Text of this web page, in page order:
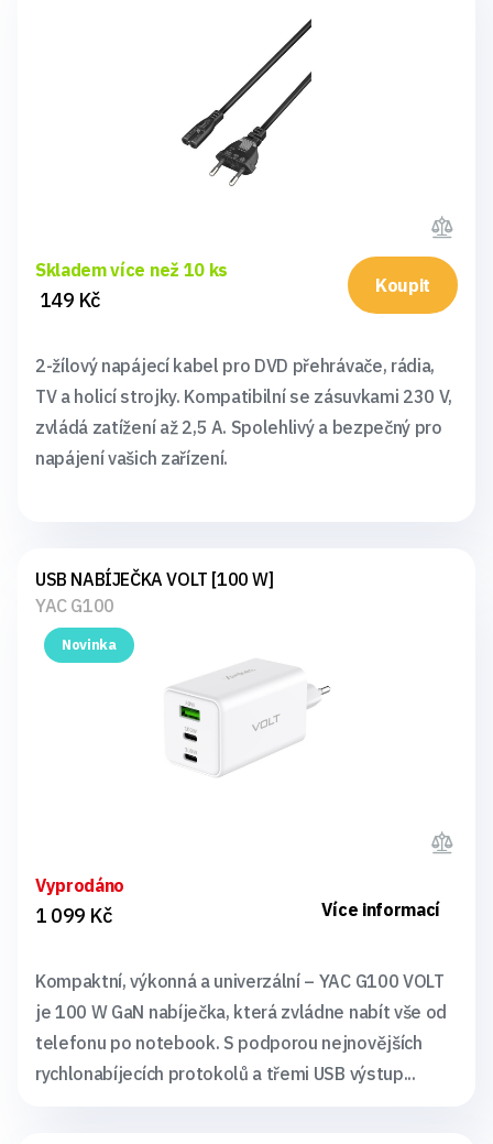
Skladem více než 10 ks
149 Kč
Koupit
2-žílový napájecí kabel pro DVD přehrávače, rádia,
TV a holicí strojky. Kompatibilní se zásuvkami 230 V,
zvládá zatížení až 2,5 A. Spolehlivý a bezpečný pro
napájení vašich zařízení.
USB NABÍJEČKA VOLT [100 W]
YAC G100
Novinka
Vyprodáno
1 099 Kč Více informací
Kompaktní, výkonná a univerzální – YAC G100 VOLT
je 100 W GaN nabíječka, která zvládne nabít vše od
telefonu po notebook. S podporou nejnovějších
rychlonabíjecích protokolů a třemi USB výstup...